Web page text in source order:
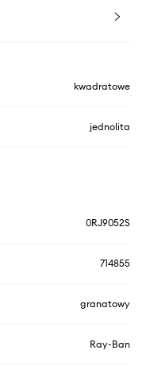
kwadratowe
jednolita
0RJ9052S
714855
granatowy
Ray-Ban